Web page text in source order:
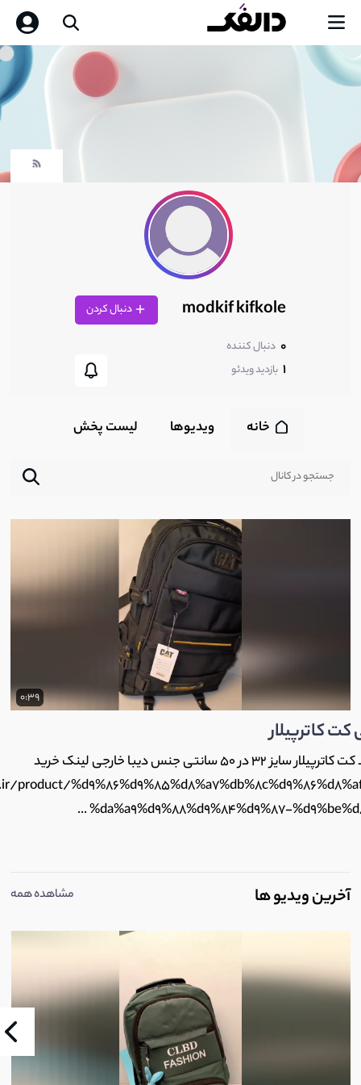
modkif kifkole دنبال کردن
0 دنبال کننده
1 بازدید ویدئو
خانه ویدیوها لیست پخش‌
0:39
کاترپیلار
خرید کوله پشتی برند کت کاترپیلار سایز 32 در 50 سانتی جنس دیبا خارجی لینک خرید
%da%a9%d9%88%d9%84%d9%87-
آخرین ویدیو ها مشاهده همه